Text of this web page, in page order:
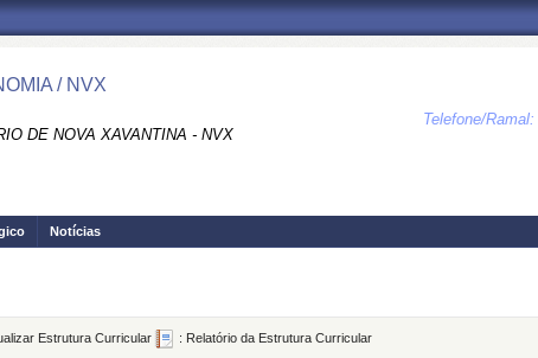
/ NVX
DE NOVA XAVANTINA - NVX
Telefone/Ramal:
Notícias
Estrutura Curricular : Relatório da Estrutura Curricular